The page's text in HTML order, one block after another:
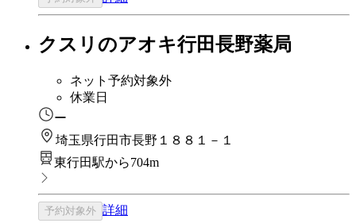
クスリのアオキ行田長野薬局
ネット予約対象外
休業日
ー
埼玉県行田市長野１８８１－１
東行田駅から704m
予約対象外 詳細